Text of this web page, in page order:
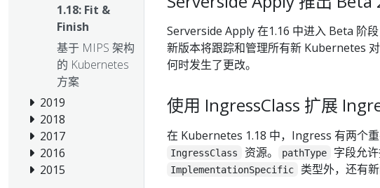
1.18: Fit &
Finish
基于 MIPS 架构
的 Kubernetes
方案
2019
2018
2017
2016
2015
Serverside Apply 在1.16 中进入 Beta 阶
新版本将跟踪和管理所有新 Kubernetes
何时发生了更改。
使用 IngressClass 扩展
在 Kubernetes 1.18 中，Ingress 有两个
IngressClass 资源。 pathType 字段允
ImplementationSpecific 类型外，还有